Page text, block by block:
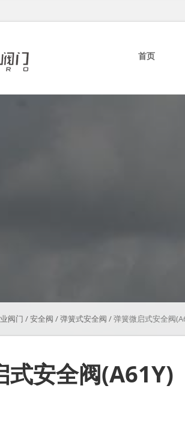
首页
阀门 /安全阀 /弹簧式安全阀 /弹簧微启式安全阀
式安全阀(A61Y)